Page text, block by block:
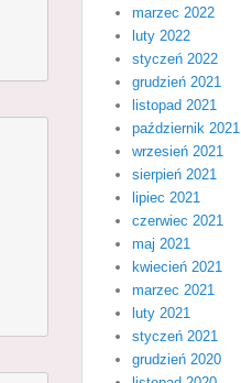
marzec 2022
luty 2022
styczeń 2022
grudzień 2021
listopad 2021
październik 2021
wrzesień 2021
sierpień 2021
lipiec 2021
czerwiec 2021
maj 2021
kwiecień 2021
marzec 2021
luty 2021
styczeń 2021
grudzień 2020